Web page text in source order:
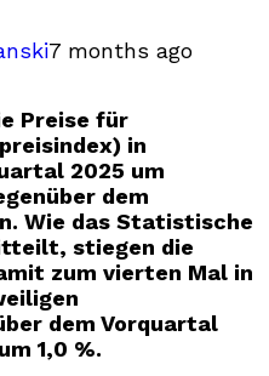
7 months ago
Preise für
in
2025 um
dem
Wie das Statistische
stiegen die
zum vierten Mal in
dem Vorquartal
1,0 %.